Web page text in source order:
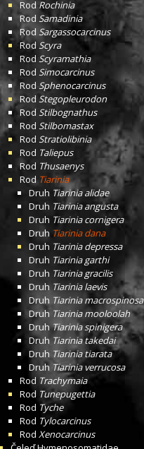
Rod Rochinia
Rod Samadinia
Rod Sargassocarcinus
Rod Scyra
Rod Scyramathia
Rod Simocarcinus
Rod Sphenocarcinus
Rod Stegopleurodon
Rod Stilbognathus
Rod Stilbomastax
Rod Stratiolibinia
Rod Taliepus
Rod Thusaenys
Rod Tiarinia
Druh Tiarinia alidae
Druh Tiarinia angusta
Druh Tiarinia cornigera
Druh Tiarinia dana
Druh Tiarinia depressa
Druh Tiarinia garthi
Druh Tiarinia gracilis
Druh Tiarinia laevis
Druh Tiarinia macrospinosa
Druh Tiarinia mooloolah
DruhTiarinia spinigera
Druh Tiarinia takedai
Druh Tiarinia tiarata
Druh Tiarinia verrucosa
Rod Trachymaia
Rod Tunepugettia
Rod Tyche
Rod Tylocarcinus
Rod Xenocarcinus